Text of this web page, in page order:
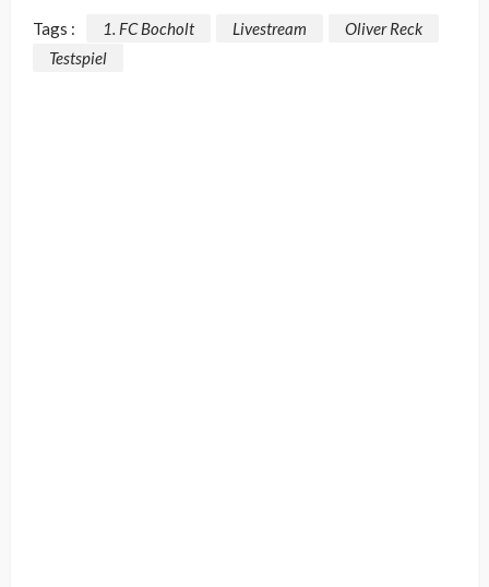
Tags : 1. FC Bocholt Livestream
Oliver Reck
Testspiel